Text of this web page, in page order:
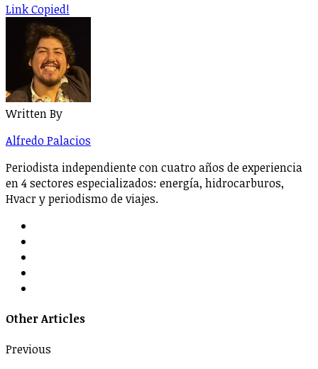
Link Copied!
Written By
Alfredo Palacios
Periodista independiente con cuatro años de experiencia
en 4 sectores especializados: energía, hidrocarburos,
Hvacr y periodismo de viajes.
Other Articles
Previous